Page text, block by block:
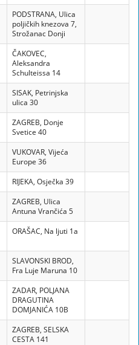
PODSTRANA, Ulica
poljičkih knezova 7,
Strožanac Donji
ČAKOVEC,
Aleksandra
Schulteissa 14
SISAK, Petrinjska
ulica 30
ZAGREB, Donje
Svetice 40
VUKOVAR, Vijeća
Europe 36
RIJEKA, Osječka 39
ZAGREB, Ulica
Antuna Vrančića 5
ORAŠAC, Na ljuti 1a
SLAVONSKI BROD,
Fra Luje Maruna 10
ZADAR, POLJANA
DRAGUTINA
DOMJANIĆA 10B
ZAGREB, SELSKA
CESTA 141